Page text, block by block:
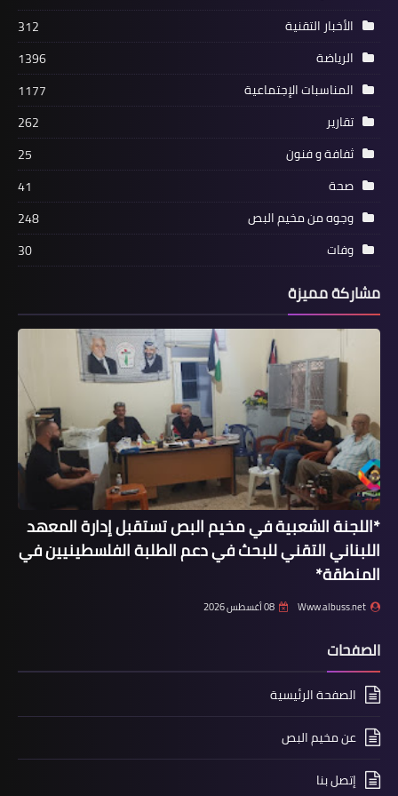
منوعات
اڶـمـöـاوoــöـ تضرب تل أبيب مجدّداً و4
ملايين إسرائيلي تحت النار: «مجز.ر.ة
ميركافا - 2» في البياضة
أخبار فلسطين
بيانات عمليات الأبطال حتى اللحظة
محطات
الغارة "التحذيرية" قبل قصف الضاحية..
ماذا نعرف عن roof knock؟
الأخبار التقنية
312
الرياضة
1396
المناسبات الإجتماعية
1177
تقارير
262
ثفافة و فنون
25
صحة
41
وجوه من مخيم البص
248
وفات
30
مشاركة مميزة
*اللجنة الشعبية في مخيم البص تستقبل إدارة المعهد
اللبناني التقني للبحث في دعم الطلبة الفلسطينيين في
المنطقة*
Www.albuss.net 08 أغسطس 2026
الصفحات
الصفحة الرئيسية
عن مخيم البص
إتصل بنا